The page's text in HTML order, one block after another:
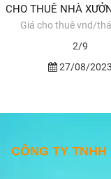
Giá cho thuê vnd/
2/9
27/08/2023
CÔNG TY